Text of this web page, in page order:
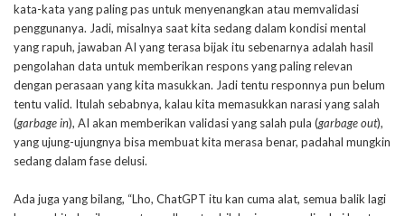
kata-kata yang paling pas untuk menyenangkan atau memvalidasi
penggunanya. Jadi, misalnya saat kita sedang dalam kondisi mental
yang rapuh, jawaban AI yang terasa bijak itu sebenarnya adalah hasil
pengolahan data untuk memberikan respons yang paling relevan
dengan perasaan yang kita masukkan. Jadi tentu responnya pun belum
tentu valid. Itulah sebabnya, kalau kita memasukkan narasi yang salah
(garbage in), AI akan memberikan validasi yang salah pula (garbage out),
yang ujung-ujungnya bisa membuat kita merasa benar, padahal mungkin
sedang dalam fase delusi.
Ada juga yang bilang, “Lho, ChatGPT itu kan cuma alat, semua balik lagi